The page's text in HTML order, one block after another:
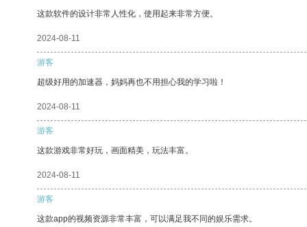
这款软件的设计非常人性化，使用起来非常方便。
2024-08-11
游客
超级好用的加速器，妈妈再也不用担心我的学习啦！
2024-08-11
游客
这款游戏非常好玩，画面精美，玩法丰富。
2024-08-11
游客
这款app的视频资源非常丰富，可以满足我不同的娱乐需求。